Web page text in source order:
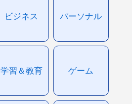
ビジネス パーソナル
学習＆教育 ゲーム